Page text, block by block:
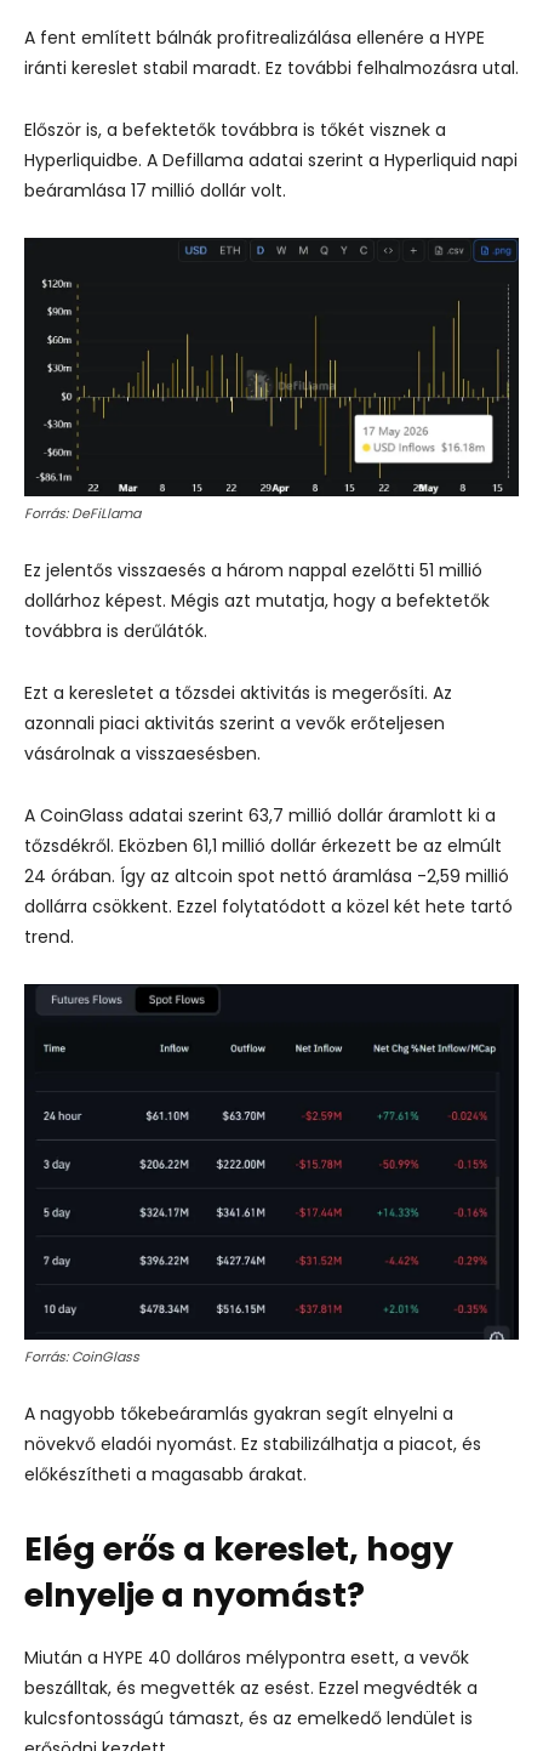
A fent említett bálnák profitrealizálása ellenére a HYPE
iránti kereslet stabil maradt. Ez további felhalmozásra utal.
Először is, a befektetők továbbra is tőkét visznek a
Hyperliquidbe. A Defillama adatai szerint a Hyperliquid napi
beáramlása 17 millió dollár volt.
Forrás: DeFiLlama
Ez jelentős visszaesés a három nappal ezelőtti 51 millió
dollárhoz képest. Mégis azt mutatja, hogy a befektetők
továbbra is derűlátók.
Ezt a keresletet a tőzsdei aktivitás is megerősíti. Az
azonnali piaci aktivitás szerint a vevők erőteljesen
vásárolnak a visszaesésben.
A CoinGlass adatai szerint 63,7 millió dollár áramlott ki a
tőzsdékről. Eközben 61,1 millió dollár érkezett be az elmúlt
24 órában. Így az altcoin spot nettó áramlása -2,59 millió
dollárra csökkent. Ezzel folytatódott a közel két hete tartó
trend.
Forrás: CoinGlass
A nagyobb tőkebeáramlás gyakran segít elnyelni a
növekvő eladói nyomást. Ez stabilizálhatja a piacot, és
előkészítheti a magasabb árakat.
Elég erős a kereslet, hogy
elnyelje a nyomást?
Miután a HYPE 40 dolláros mélypontra esett, a vevők
beszálltak, és megvették az esést. Ezzel megvédték a
kulcsfontosságú támaszt, és az emelkedő lendület is